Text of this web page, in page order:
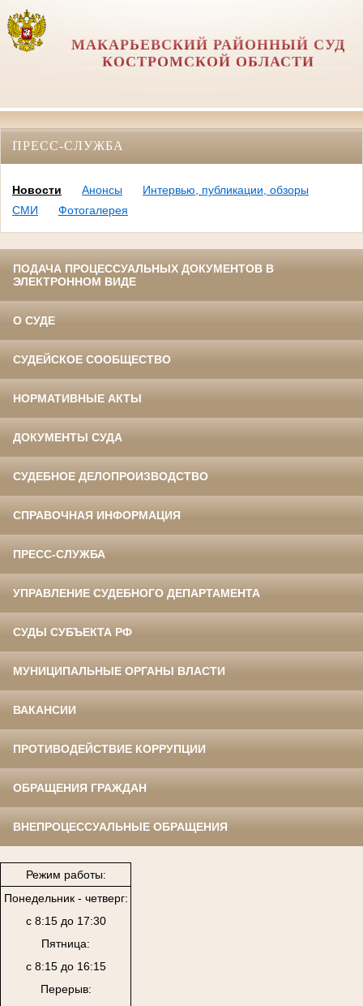
МАКАРЬЕВСКИЙ РАЙОННЫЙ СУД
КОСТРОМСКОЙ ОБЛАСТИ
ПРЕСС-СЛУЖБА
Новости Анонсы
Интервью, публикации, обзоры
СМИ
Фотогалерея
ПОДАЧА ПРОЦЕССУАЛЬНЫХ ДОКУМЕНТОВ В
ЭЛЕКТРОННОМ ВИДЕ
О СУДЕ
СУДЕЙСКОЕ СООБЩЕСТВО
НОРМАТИВНЫЕ АКТЫ
ДОКУМЕНТЫ СУДА
СУДЕБНОЕ ДЕЛОПРОИЗВОДСТВО
СПРАВОЧНАЯ ИНФОРМАЦИЯ
ПРЕСС-СЛУЖБА
УПРАВЛЕНИЕ СУДЕБНОГО ДЕПАРТАМЕНТА
СУДЫ СУБЪЕКТА РФ
МУНИЦИПАЛЬНЫЕ ОРГАНЫ ВЛАСТИ
ВАКАНСИИ
ПРОТИВОДЕЙСТВИЕ КОРРУПЦИИ
ОБРАЩЕНИЯ ГРАЖДАН
ВНЕПРОЦЕССУАЛЬНЫЕ ОБРАЩЕНИЯ
Режим работы:
Понедельник - четверг:
с 8:15 до 17:30
Пятница:
с 8:15 до 16:15
Перерыв: